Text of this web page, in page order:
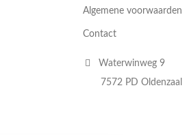
Algemene voorwaarden
Contact
Waterwinweg 9
7572 PD Oldenzaal